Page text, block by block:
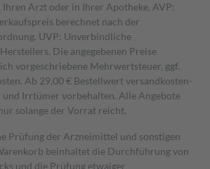
Arzt oder in Ihrer Apotheke. AVP:
berechnet nach der
UVP: Unverbindliche
Die angegebenen Preise
vorgeschriebene Mehrwertsteuer, ggf.
Ab 29,00 € Bestell­wert versand­kosten­
und Irrtümer vorbehalten. Alle Angebote
solange der Vorrat reicht.
Prüfung der Arzneimittel und sonstigen
beinhaltet die Durchführung von
und die Prüfung etwaiger